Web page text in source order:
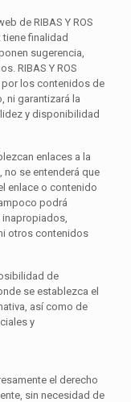
de RIBAS Y ROS
tiene finalidad
sugerencia,
RIBAS Y ROS
por los contenidos de
ni garantizará la
y disponibilidad
enlaces a la
no se entenderá que
enlace o contenido
podrá
inapropiados,
otros contenidos
de
se establezca el
así como de
y
el derecho
sin necesidad de